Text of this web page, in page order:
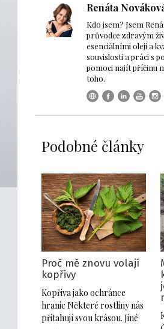
Renáta
Kdo jsem? Jsem
průvodce zdravým
esenciálními oleji a
souvislosti a práci s
pomoci najít příčinu
toho.
Podobné články
Proč mě znovu volají
kopřivy
Kopřiva jako ochránce
hranic Některé rostliny nás
přitahují svou krásou. Jiné